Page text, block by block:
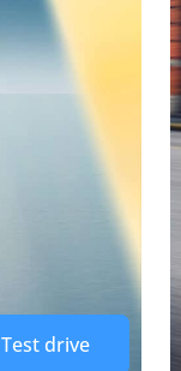
Test drive